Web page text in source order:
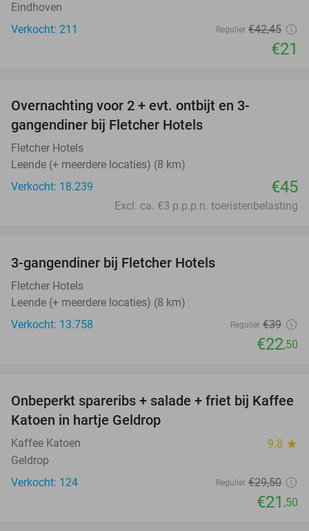
Eindhoven
Verkocht: 211
Regulier €42,45
€21
Overnachting voor 2 + evt. ontbijt en 3-
gangendiner bij Fletcher Hotels
Fletcher Hotels
Leende (+ meerdere locaties) (8 km)
Verkocht: 18.239
€45
Excl. ca. €3 p.p.p.n. toeristenbelasting
3-gangendiner bij Fletcher Hotels
Fletcher Hotels
Leende (+ meerdere locaties) (8 km)
Verkocht: 13.758
Regulier €39
€22,50
27%
Onbeperkt spareribs + salade + friet bij Kaffee
Katoen in hartje Geldrop
Kaffee Katoen 9.8 star
Geldrop
Verkocht: 124
Regulier €29,50
€21 ,50